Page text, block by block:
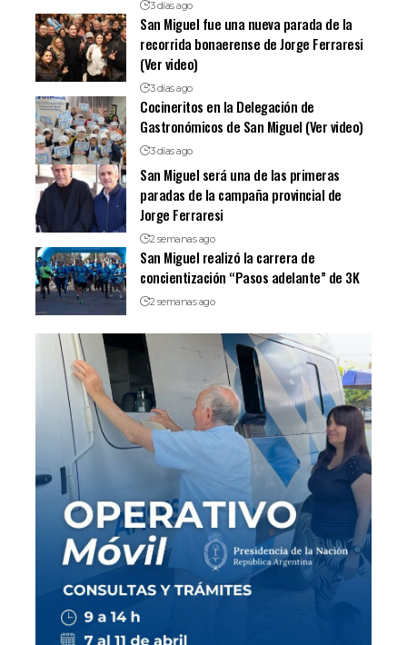
3 días ago
San Miguel fue una nueva parada de la
recorrida bonaerense de Jorge Ferraresi
(Ver video)
3 días ago
Cocineritos en la Delegación de
Gastronómicos de San Miguel (Ver video)
3 días ago
San Miguel será una de las primeras
paradas de la campaña provincial de
Jorge Ferraresi
2 semanas ago
San Miguel realizó la carrera de
concientización “Pasos adelante” de 3K
2 semanas ago